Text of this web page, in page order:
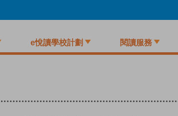
e悅讀學校計劃 閱讀服務